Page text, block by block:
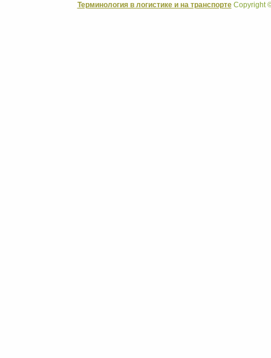
Терминология в логистике и на транспортеCopyright